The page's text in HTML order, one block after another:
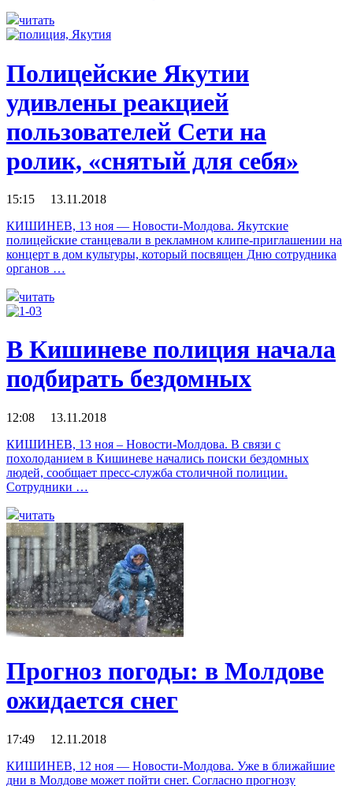
читать
Полицейские Якутии
удивлены реакцией
пользователей Сети на
ролик, «снятый для себя»
15:15 13.11.2018
КИШИНЕВ, 13 ноя — Новости-Молдова. Якутские
полицейские станцевали в рекламном клипе-приглашении на
концерт в дом культуры, который посвящен Дню сотрудника
органов …
читать
В Кишиневе полиция начала
подбирать бездомных
12:08 13.11.2018
КИШИНЕВ, 13 ноя – Новости-Молдова. В связи с
похолоданием в Кишиневе начались поиски бездомных
людей, сообщает пресс-служба столичной полиции.
Сотрудники …
читать
Прогноз погоды: в Молдове
ожидается снег
17:49 12.11.2018
КИШИНЕВ, 12 ноя — Новости-Молдова. Уже в ближайшие
дни в Молдове может пойти снег. Согласно прогнозу